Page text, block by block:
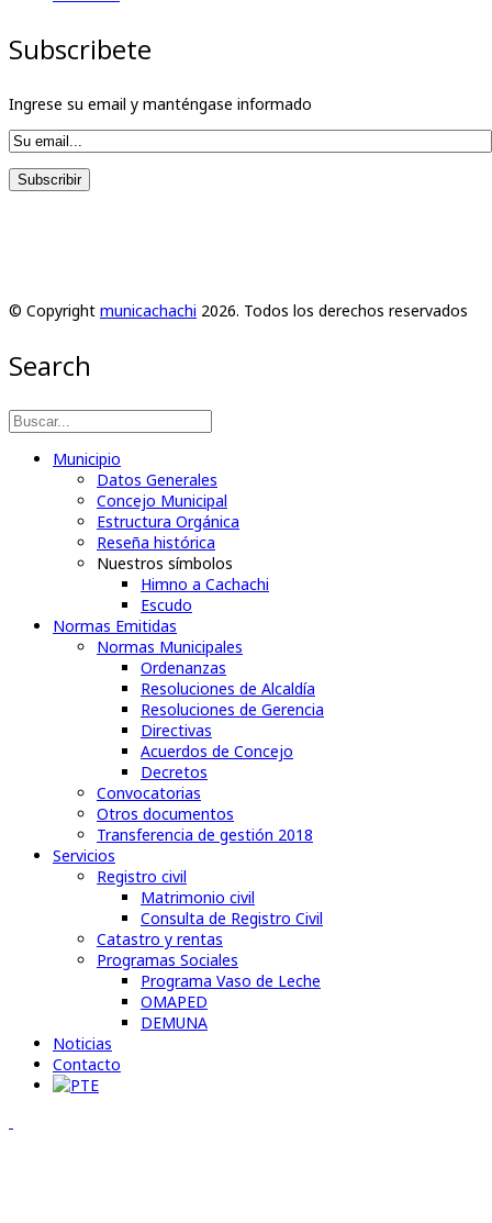
Subscribete
Ingrese su email y manténgase informado
© Copyright municachachi 2026. Todos los derechos reservados
Search
Municipio
Datos Generales
Concejo Municipal
Estructura Orgánica
Reseña histórica
Nuestros símbolos
Himno a Cachachi
Escudo
Normas Emitidas
Normas Municipales
Ordenanzas
Resoluciones de Alcaldía
Resoluciones de Gerencia
Directivas
Acuerdos de Concejo
Decretos
Convocatorias
Otros documentos
Transferencia de gestión 2018
Servicios
Registro civil
Matrimonio civil
Consulta de Registro Civil
Catastro y rentas
Programas Sociales
Programa Vaso de Leche
OMAPED
DEMUNA
Noticias
Contacto